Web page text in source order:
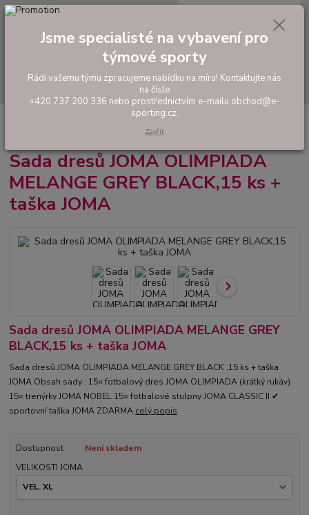
Hledat
tel: +420 737 200 336
0,00 Kč
Akční sady dresů Pánské sady
OLIMPIADA MELANGE GREY BLACK,15 ks + taška JOMA
Sada dresů JOMA OLIMPIADA
MELANGE GREY BLACK,15 ks +
taška JOMA
Sada dresů JOMA OLIMPIADA MELANGE GREY
BLACK,15 ks + taška JOMA
Sada dresů JOMA OLIMPIADA MELANGE GREY BLACK ,15 ks + taška
JOMA Obsah sady : 15× fotbalový dres JOMA OLIMPIADA (krátký rukáv)
15× trenýrky JOMA NOBEL 15× fotbalové stulpny JOMA CLASSIC II ✔
sportovní taška JOMA ZDARMA celý popis
Dostupnost
Není skladem
VELIKOSTI JOMA
Jsme specialisté na vybavení pro
týmové sporty
Rádi vašemu týmu zpracujeme nabídku na míru! Kontaktujte nás
na čísle
+420 737 200 336 nebo prostřednictvím e-mailu obchod@e-
sporting.cz.
Zavřít